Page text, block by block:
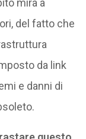
mira a
del fatto che
da link
e danni di